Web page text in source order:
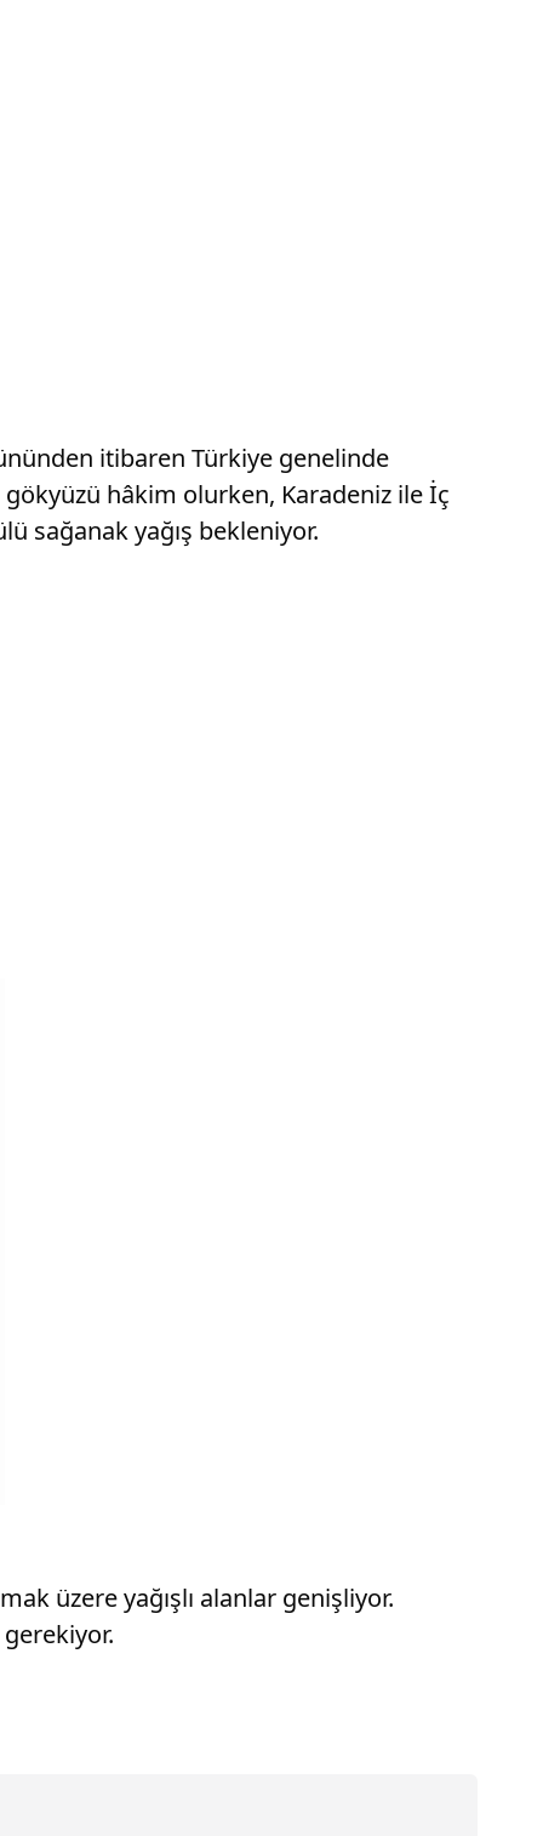
itibaren Türkiye genelinde
hâkim olurken, Karadeniz ile İç
sağanak yağış bekleniyor.
üzere yağışlı alanlar genişliyor.